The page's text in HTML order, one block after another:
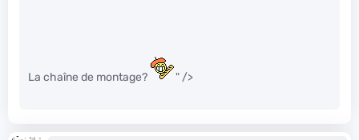
La chaîne de montage? " />